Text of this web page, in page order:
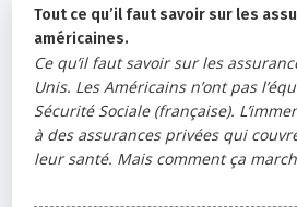
Tout ce qu’il faut savoir sur les
américaines.
Ce qu’il faut savoir sur les
Unis. Les Américains n’ont pas
Sécurité Sociale (française).
à des assurances privées qui
leur santé. Mais comment ça